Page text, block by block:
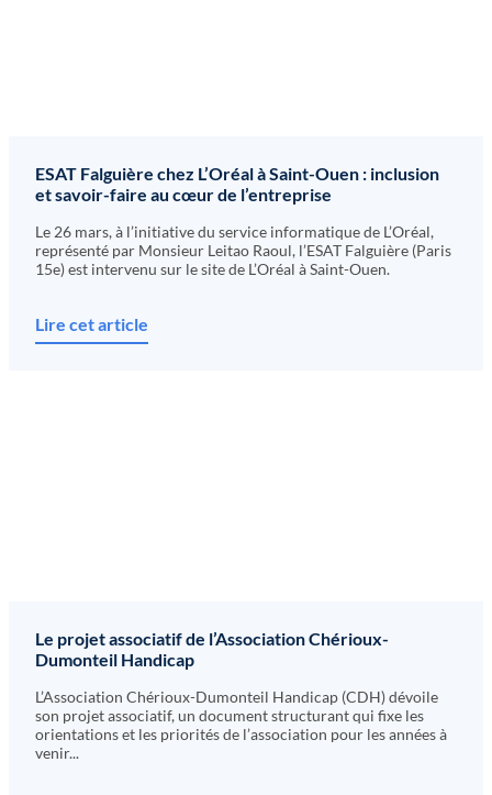
ESAT Falguière chez L’Oréal à Saint-Ouen : inclusion
et savoir-faire au cœur de l’entreprise
Le 26 mars, à l’initiative du service informatique de L’Oréal,
représenté par Monsieur Leitao Raoul, l’ESAT Falguière (Paris
15e) est intervenu sur le site de L’Oréal à Saint-Ouen.
Lire cet article
Le projet associatif de l’Association Chérioux-
Dumonteil Handicap
L’Association Chérioux-Dumonteil Handicap (CDH) dévoile
son projet associatif, un document structurant qui fixe les
orientations et les priorités de l’association pour les années à
venir...